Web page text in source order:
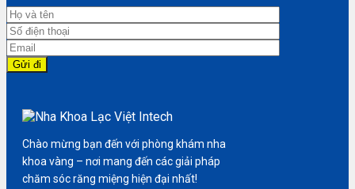
Chào mừng bạn đến với phòng khám nha
khoa vàng – nơi mang đến các giải pháp
chăm sóc răng miệng hiện đại nhất!